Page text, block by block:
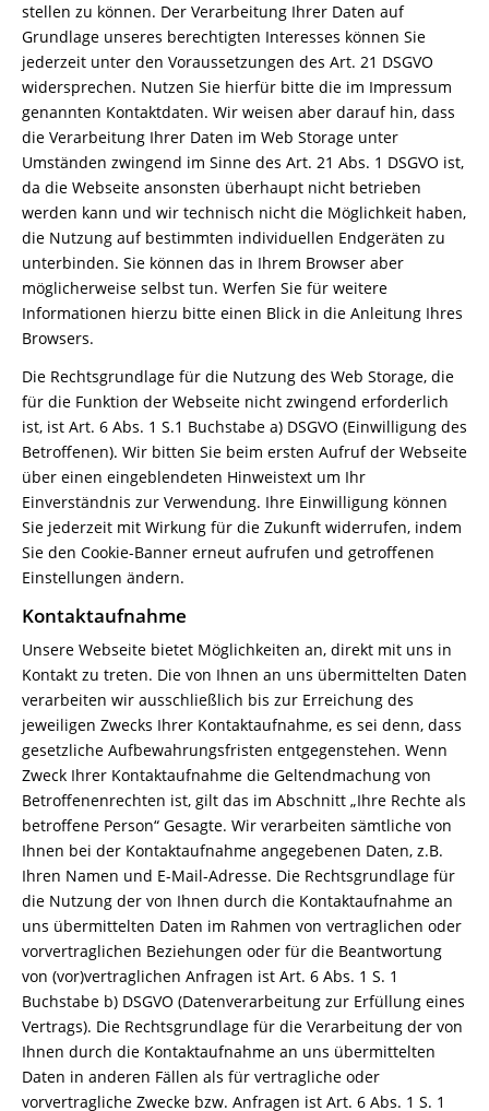
stellen zu können. Der Verarbeitung Ihrer Daten auf
Grundlage unseres berechtigten Interesses können Sie
jederzeit unter den Voraussetzungen des Art. 21 DSGVO
widersprechen. Nutzen Sie hierfür bitte die im Impressum
genannten Kontaktdaten. Wir weisen aber darauf hin, dass
die Verarbeitung Ihrer Daten im Web Storage unter
Umständen zwingend im Sinne des Art. 21 Abs. 1 DSGVO ist,
da die Webseite ansonsten überhaupt nicht betrieben
werden kann und wir technisch nicht die Möglichkeit haben,
die Nutzung auf bestimmten individuellen Endgeräten zu
unterbinden. Sie können das in Ihrem Browser aber
möglicherweise selbst tun. Werfen Sie für weitere
Informationen hierzu bitte einen Blick in die Anleitung Ihres
Browsers.
Die Rechtsgrundlage für die Nutzung des Web Storage, die
für die Funktion der Webseite nicht zwingend erforderlich
ist, ist Art. 6 Abs. 1 S.1 Buchstabe a) DSGVO (Einwilligung des
Betroffenen). Wir bitten Sie beim ersten Aufruf der Webseite
über einen eingeblendeten Hinweistext um Ihr
Einverständnis zur Verwendung. Ihre Einwilligung können
Sie jederzeit mit Wirkung für die Zukunft widerrufen, indem
Sie den Cookie-Banner erneut aufrufen und getroffenen
Einstellungen ändern.
Kontaktaufnahme
Unsere Webseite bietet Möglichkeiten an, direkt mit uns in
Kontakt zu treten. Die von Ihnen an uns übermittelten Daten
verarbeiten wir ausschließlich bis zur Erreichung des
jeweiligen Zwecks Ihrer Kontaktaufnahme, es sei denn, dass
gesetzliche Aufbewahrungsfristen entgegenstehen. Wenn
Zweck Ihrer Kontaktaufnahme die Geltendmachung von
Betroffenenrechten ist, gilt das im Abschnitt „Ihre Rechte als
betroffene Person“ Gesagte. Wir verarbeiten sämtliche von
Ihnen bei der Kontaktaufnahme angegebenen Daten, z.B.
Ihren Namen und E-Mail-Adresse. Die Rechtsgrundlage für
die Nutzung der von Ihnen durch die Kontaktaufnahme an
uns übermittelten Daten im Rahmen von vertraglichen oder
vorvertraglichen Beziehungen oder für die Beantwortung
von (vor)vertraglichen Anfragen ist Art. 6 Abs. 1 S. 1
Buchstabe b) DSGVO (Datenverarbeitung zur Erfüllung eines
Vertrags). Die Rechtsgrundlage für die Verarbeitung der von
Ihnen durch die Kontaktaufnahme an uns übermittelten
Daten in anderen Fällen als für vertragliche oder
vorvertragliche Zwecke bzw. Anfragen ist Art. 6 Abs. 1 S. 1